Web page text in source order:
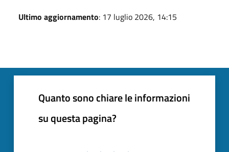
Ultimo aggiornamento: 17 luglio 2026, 14:15
Quanto sono chiare le informazioni
su questa pagina?